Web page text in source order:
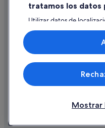
Utilizar un cupón de Expedia
Documentos para viajes
© 2026 Expedia, Inc., una
derechos reservados. Expedia
comerciales o marcas
tratamos los datos
Utilizar datos de
activamente las
identificación.
y/o acceder a ella.
medición de publicidad
audiencia y desarrollo de
Lista de asociados
Mostrar